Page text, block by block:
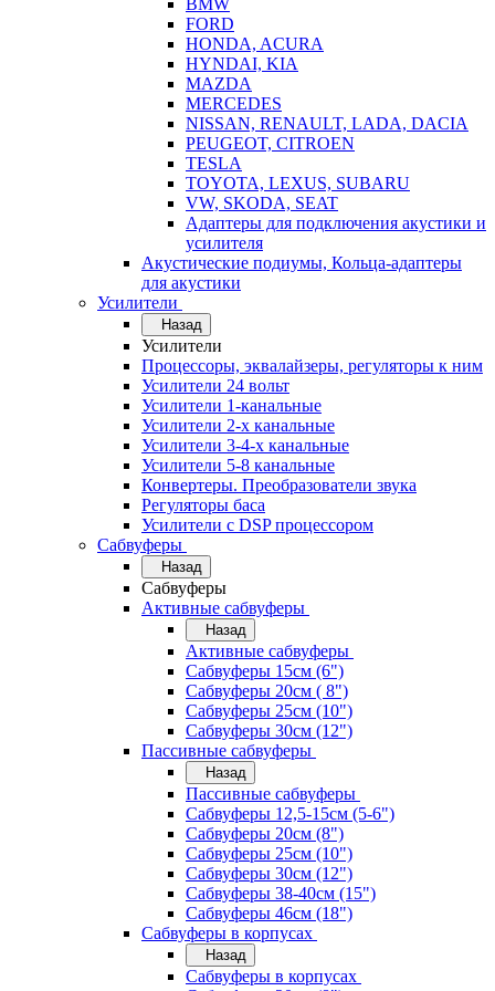
BMW
FORD
HONDA, ACURA
HYNDAI, KIA
MAZDA
MERCEDES
NISSAN, RENAULT, LADA, DACIA
PEUGEOT, CITROEN
TESLA
TOYOTA, LEXUS, SUBARU
VW, SKODA, SEAT
Адаптеры для подключения акустики и
усилителя
Акустические подиумы, Кольца-адаптеры
для акустики
Усилители
Назад
Усилители
Процессоры, эквалайзеры, регуляторы к ним
Усилители 24 вольт
Усилители 1-канальные
Усилители 2-х канальные
Усилители 3-4-х канальные
Усилители 5-8 канальные
Конвертеры. Преобразователи звука
Регуляторы баса
Усилители с DSP процессором
Сабвуферы
Назад
Сабвуферы
Активные сабвуферы
Назад
Активные сабвуферы
Сабвуферы 15см (6")
Сабвуферы 20см ( 8")
Сабвуферы 25см (10")
Сабвуферы 30см (12")
Пассивные сабвуферы
Назад
Пассивные сабвуферы
Сабвуферы 12,5-15см (5-6")
Сабвуферы 20см (8")
Сабвуферы 25см (10")
Сабвуферы 30см (12")
Сабвуферы 38-40см (15")
Сабвуферы 46см (18")
Сабвуферы в корпусах
Назад
Сабвуферы в корпусах